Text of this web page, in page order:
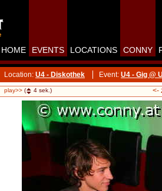
HOME EVENTS LOCATIONS CONNY
Location: U4 - Diskothek Event: U4 - Gig @
play>> ( 4 sek.) <-